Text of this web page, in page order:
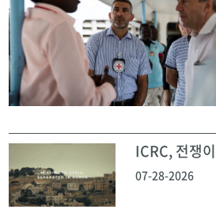
ICRC, 전쟁
07-28-2026